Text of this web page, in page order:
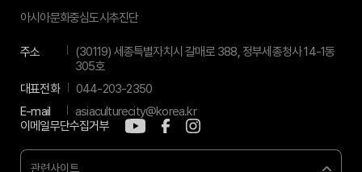
아시아문화중심도시추진단
주소
(30119) 세종특별자치시 갈매로 388, 정부세종청사 14-1동
305호
대표전화
044-203-2350
E-mail
asiaculturecity@korea.kr
이메일무단수집거부
관련사이트